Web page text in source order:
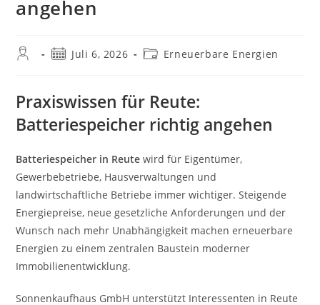
angehen
Beitrags-BeitragJuli 6, 2026
Beitrags-
Erneuerbare Energien
Praxiswissen für Reute:
Batteriespeicher richtig angehen
Batteriespeicher in Reute wird für Eigentümer,
Gewerbebetriebe, Hausverwaltungen und
landwirtschaftliche Betriebe immer wichtiger. Steigende
Energiepreise, neue gesetzliche Anforderungen und der
Wunsch nach mehr Unabhängigkeit machen erneuerbare
Energien zu einem zentralen Baustein moderner
Immobilienentwicklung.
Sonnenkaufhaus GmbH unterstützt Interessenten in Reute